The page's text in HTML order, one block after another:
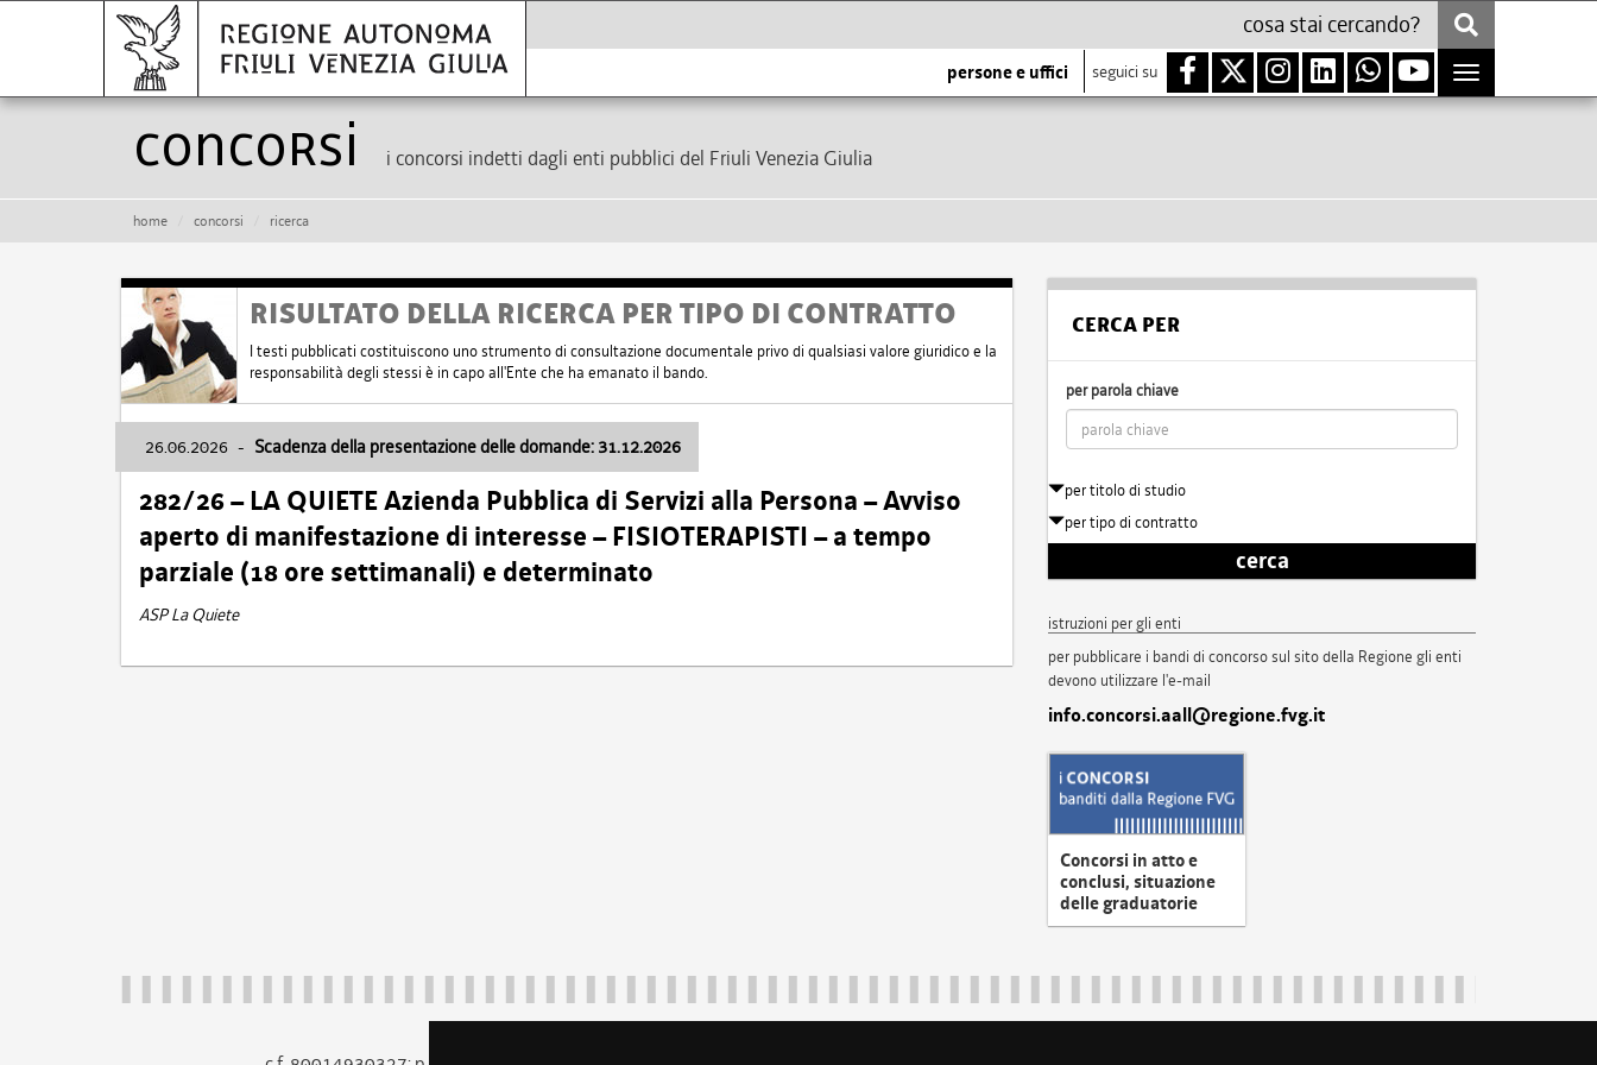
persone e uffici seguici su
Toggle
navigation
Concorsi i concorsi indetti dagli enti pubblici del Friuli Venezia Giulia
home concorsi ricerca
RISULTATO DELLA RICERCA PER TIPO DI CONTRATTO
I testi pubblicati costituiscono uno strumento di consultazione documentale privo di qualsiasi valore giuridico e la
responsabilità degli stessi è in capo all'Ente che ha emanato il bando.
26.06.2026 - Scadenza della presentazione delle domande: 31.12.2026
282/26 – LA QUIETE Azienda Pubblica di Servizi alla Persona – Avviso
aperto di manifestazione di interesse – FISIOTERAPISTI – a tempo
parziale (18 ore settimanali) e determinato
ASP La Quiete
CERCA PER
per parola chiave
per titolo di studio
per tipo di contratto
cerca
istruzioni per gli enti
per pubblicare i bandi di concorso sul sito della Regione gli enti
devono utilizzare l'e-mail
info.concorsi.aall@regione.fvg.it
Concorsi in atto e
conclusi, situazione
delle graduatorie